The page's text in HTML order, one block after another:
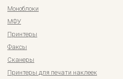
Моноблоки
МФУ
Принтеры
Факсы
Сканеры
Принтеры для печати наклеек